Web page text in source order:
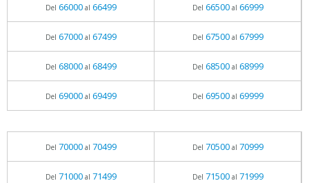
Del 66000al 66499 Del 66500al 66999
Del 67000al 67499 Del 67500al 67999
Del 68000al 68499 Del 68500al 68999
Del 69000al 69499 Del 69500al 69999
Del 70000al 70499 Del 70500al 70999
Del 71000al 71499 Del 71500al 71999